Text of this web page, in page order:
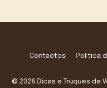
Contactos Política
© 2026 Dicas e Truques de